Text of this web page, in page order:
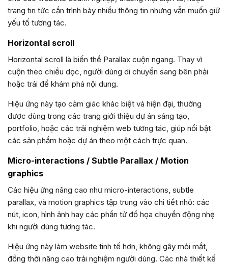
trang tin tức cần trình bày nhiều thông tin nhưng vẫn muốn giữ
yếu tố tương tác.
Horizontal scroll
Horizontal scroll là biến thể Parallax cuộn ngang. Thay vì
cuộn theo chiều dọc, người dùng di chuyển sang bên phải
hoặc trái để khám phá nội dung.
Hiệu ứng này tạo cảm giác khác biệt và hiện đại, thường
được dùng trong các trang giới thiệu dự án sáng tạo,
portfolio, hoặc các trải nghiệm web tương tác, giúp nổi bật
các sản phẩm hoặc dự án theo một cách trực quan.
Micro-interactions / Subtle Parallax / Motion
graphics
Các hiệu ứng nâng cao như micro-interactions, subtle
parallax, và motion graphics tập trung vào chi tiết nhỏ: các
nút, icon, hình ảnh hay các phần tử đồ họa chuyển động nhẹ
khi người dùng tương tác.
Hiệu ứng này làm website tinh tế hơn, không gây mỏi mắt,
đồng thời nâng cao trải nghiệm người dùng. Các nhà thiết kế